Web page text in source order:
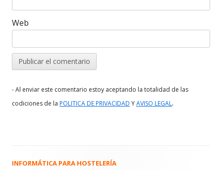
Web
- Al enviar este comentario estoy aceptando la totalidad de las
codiciones de la POLITICA DE PRIVACIDAD YAVISO LEGAL.
INFORMÁTICA PARA HOSTELERÍA